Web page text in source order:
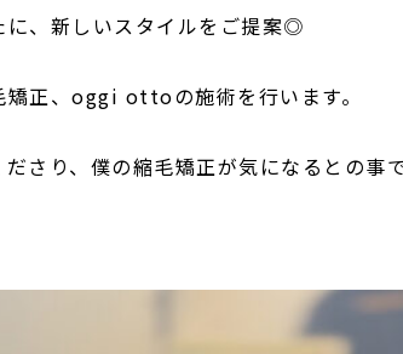
に、新しいスタイルをご提案◎
矯正、oggi ottoの施術を行います。
さり、僕の縮毛矯正が気になるとの事